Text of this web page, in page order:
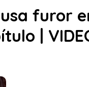
furor
|